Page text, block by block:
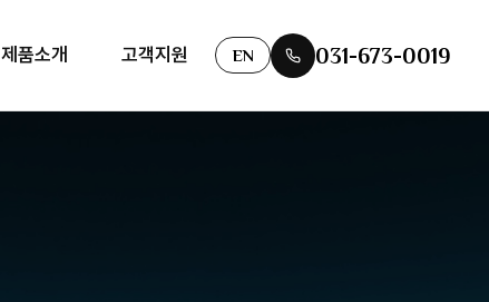
제품소개 고객지원 EN 031-673-0019